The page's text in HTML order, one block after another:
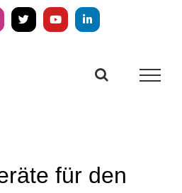
X YouTubeLinkedIn
für den